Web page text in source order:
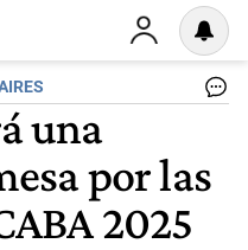
una
por las
2025